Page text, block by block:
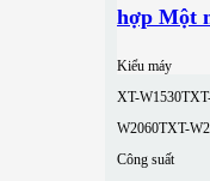
hợp Một
Kiểu máy
XT-W1530T
W2060TXT-
Công suất